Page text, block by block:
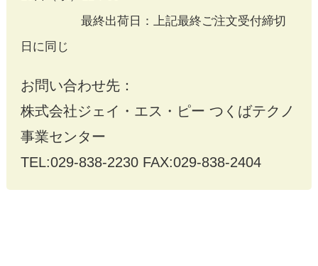
最終出荷日：上記最終ご注文受付締切
日に同じ
お問い合わせ先：
株式会社ジェイ・エス・ピー つくばテクノ
事業センター
TEL:029-838-2230 FAX:029-838-2404